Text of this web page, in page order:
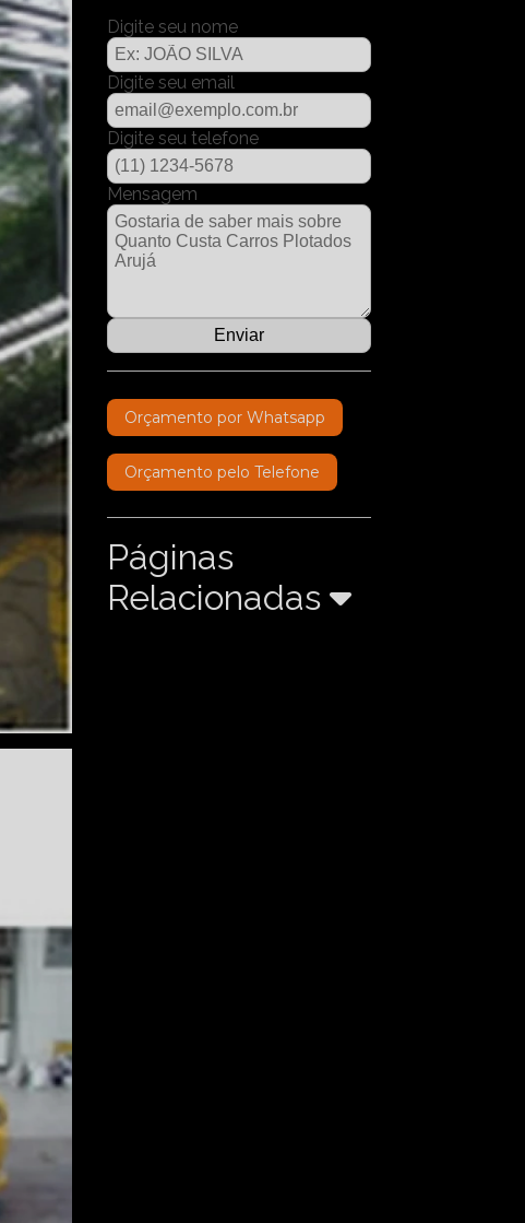
Digite seu nome
Digite seu email
Digite seu telefone
Mensagem
Orçamento por Whatsapp
Orçamento pelo Telefone
Páginas
Relacionadas